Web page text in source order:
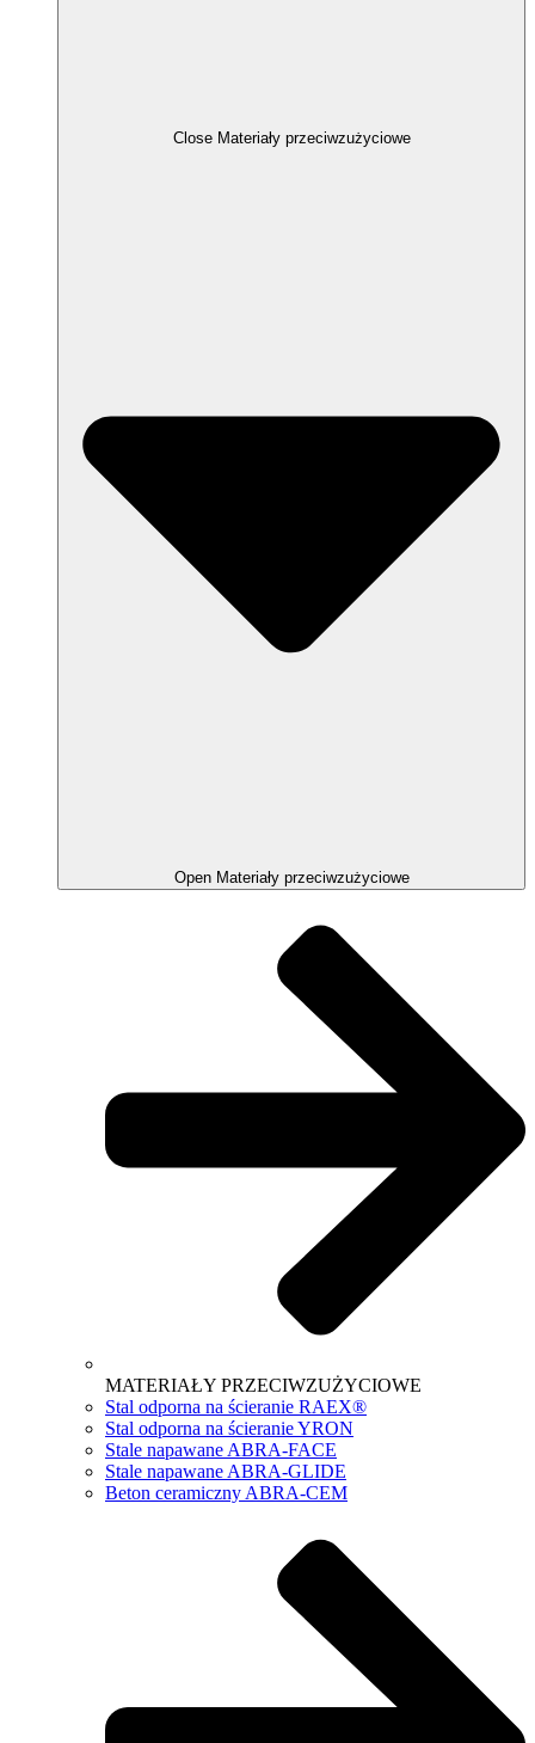
Close Materiały przeciwzużyciowe
Open Materiały przeciwzużyciowe
MATERIAŁY PRZECIWZUŻYCIOWE
Stal odporna na ścieranie RAEX®
Stal odporna na ścieranie YRON
Stale napawane ABRA-FACE
Stale napawane ABRA-GLIDE
Beton ceramiczny ABRA-CEM